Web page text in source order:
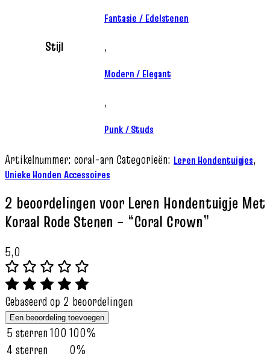
Stijl
Fantasie / Edelstenen
,
Modern / Elegant
,
Punk / Studs
Artikelnummer: coral-arn Categorieën: Leren Hondentuigjes,
Unieke Honden Accessoires
2 beoordelingen voorLeren Hondentuigje Met
Koraal Rode Stenen – “Coral Crown”
5,0
Gebaseerd op 2 beoordelingen
Een beoordeling toevoegen
5 sterren100 100%
4 sterren
0%